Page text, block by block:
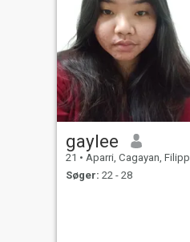
gaylee
21 • Aparri, Cagayan, Filippinerne
Søger: 22 - 28